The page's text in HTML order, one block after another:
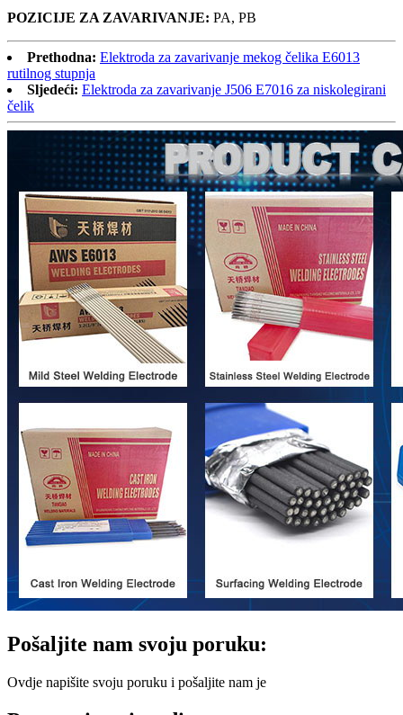
POZICIJE ZA ZAVARIVANJE: PA, PB
Prethodna: Elektroda za zavarivanje mekog čelika E6013
rutilnog stupnja
Sljedeći: Elektroda za zavarivanje J506 E7016 za niskolegirani
čelik
Pošaljite nam svoju poruku:
Ovdje napišite svoju poruku i pošaljite nam je